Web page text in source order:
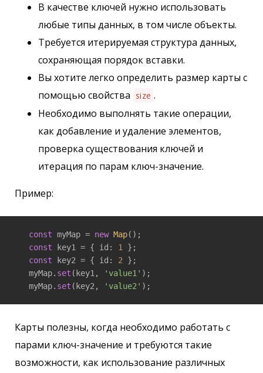
В качестве ключей нужно использовать
любые типы данных, в том числе объекты.
Требуется итерируемая структура данных,
сохраняющая порядок вставки.
Вы хотите легко определить размер карты с
помощью свойства size .
Необходимо выполнять такие операции,
как добавление и удаление элементов,
проверка существования ключей и
итерация по парам ключ-значение.
Пример:
const myMap = new Map();
const key1 = { id: 1 };
const key2 = { id: 2 };
   myMap.
set (key1, 'value1' );
   myMap.
set (key2, 'value2' );
Карты полезны, когда необходимо работать с
парами ключ-значение и требуются такие
возможности, как использование различных